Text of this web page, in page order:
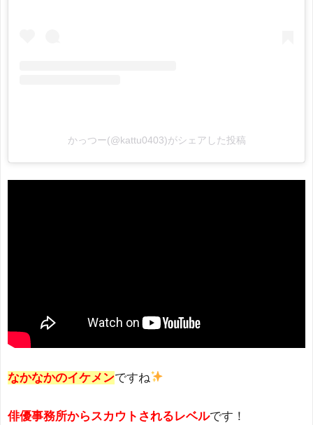
かっつー(@kattu0403)がシェアした投稿
なかなかのイケメンですね
俳優事務所からスカウトされるレベルです！